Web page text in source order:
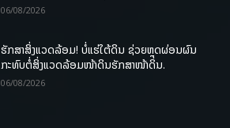
06/08/2026
ຮັກສາສິ່ງແວດລ້ອມ! ບໍ່ແຮ່ໃຕ້ດິນ ຊ່ວຍຫຼຸດຜ່ອນຜົນ
ກະທົບຕໍ່ສິ່ງແວດລ້ອມໜ້າດິນຮັກສາໜ້າດິນ.
06/08/2026